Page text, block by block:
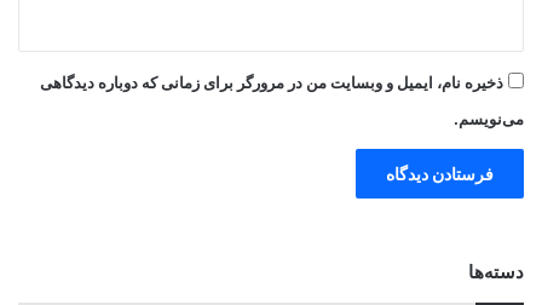
ذخیره نام، ایمیل و وبسایت من در مرورگر برای زمانی که دوباره دیدگاهی
می‌نویسم.
دسته‌ها